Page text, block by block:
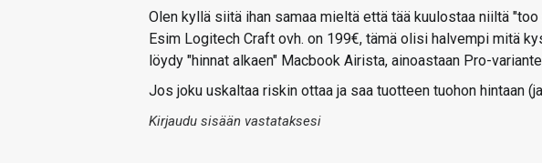
Olen kyllä siitä ihan samaa mieltä että tää kuulostaa niiltä
Esim Logitech Craft ovh. on 199€, tämä olisi halvempi mitä
löydy "hinnat alkaen" Macbook Airista, ainoastaan Pro-
Jos joku uskaltaa riskin ottaa ja saa tuotteen tuohon hintaan
Kirjaudu sisään vastataksesi